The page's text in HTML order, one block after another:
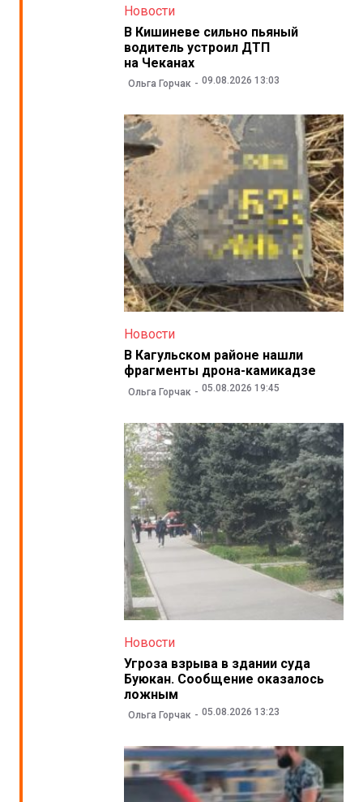
Новости
В Кишиневе сильно пьяный
водитель устроил ДТП
на Чеканах
Ольга Горчак 09.08.2026 13:03
Новости
В Кагульском районе нашли
фрагменты дрона-камикадзе
Ольга Горчак 05.08.2026 19:45
Новости
Угроза взрыва в здании суда
Буюкан. Сообщение оказалось
ложным
Ольга Горчак 05.08.2026 13:23